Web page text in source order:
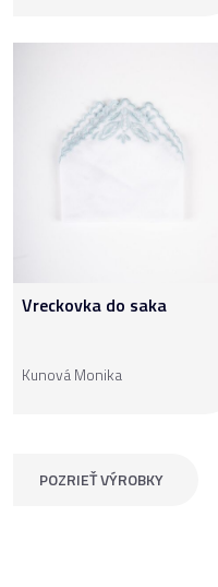
Vreckovka do saka
Kunová Monika
POZRIEŤ VÝROBKY